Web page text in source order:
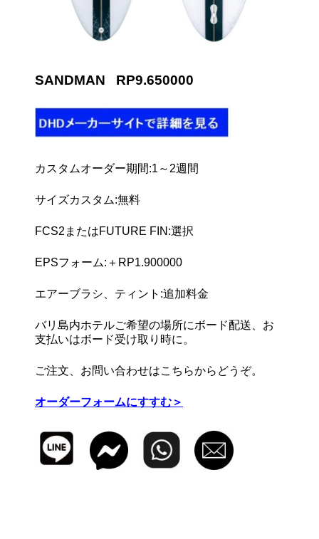
SANDMAN RP9.650000
カスタムオーダー期間:1～2週間
サイズカスタム:無料
FCS2またはFUTURE FIN:選択
EPSフォーム:＋RP1.900000
エアーブラシ、ティント:追加料金
バリ島内ホテルご希望の場所にボード配送、お
支払いはボード受け取り時に。
ご注文、お問い合わせはこちらからどうぞ。
オーダーフォームにすすむ＞